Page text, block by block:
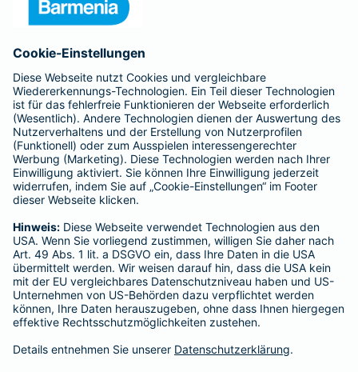
Barmenia ist Teil der BarmeniaGothaer
BELIEBTE SEITEN
Kranken-Zusatzversicherung
Tierversicherungen
Haftpflichtversicherung
Hausratversicherung
Adresse ändern
Schaden melden
Kilometerstandsmeldung
Serviceübersicht